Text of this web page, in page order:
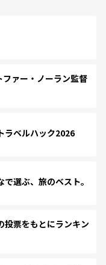
ァー・ノーラン監督
ベルハック2026
選ぶ、旅のベスト。
票をもとにランキン